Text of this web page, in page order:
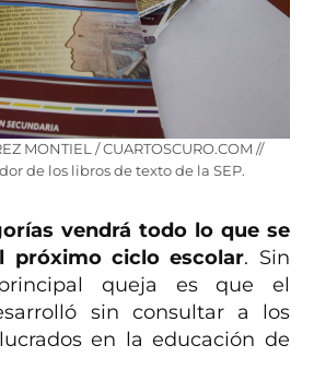
MONTIEL / CUARTOSCURO.COM //
de los libros de texto de la SEP.
vendrá todo lo que se
próximo ciclo escolar. Sin
queja es que el
sin consultar a los
en la educación de